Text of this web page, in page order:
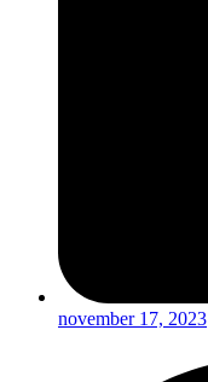
november 17, 2023